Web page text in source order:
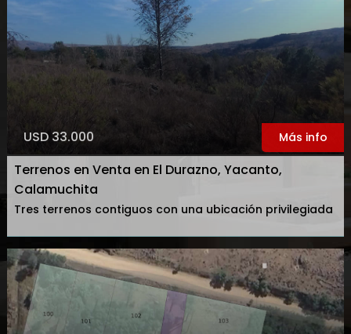
Más info
USD 33.000
Terrenos en Venta en El Durazno, Yacanto,
Calamuchita
Tres terrenos contiguos con una ubicación privilegiada